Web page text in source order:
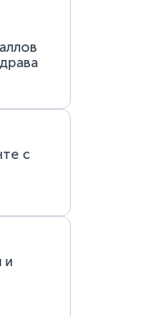
с
и